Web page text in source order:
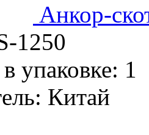
Анкор-
1250
упаковке: 1
Китай